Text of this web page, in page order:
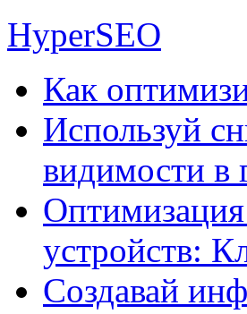
HyperSEO
Как
Используй
видимости в
устройств:
Создавай